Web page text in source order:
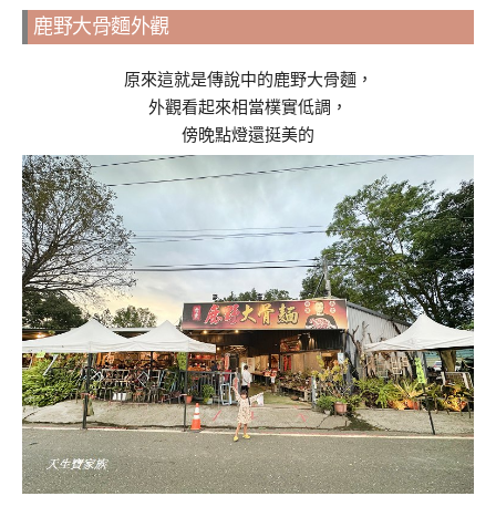
鹿野大骨麵外觀
原來這就是傳說中的鹿野大骨麵，
外觀看起來相當樸實低調，
傍晚點燈還挺美的